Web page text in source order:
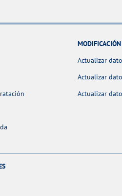
Actualizar
Actualizar
Actualizar